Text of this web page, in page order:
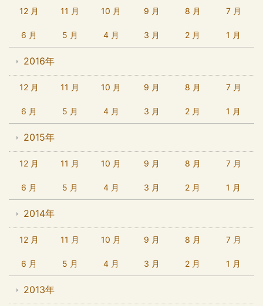
12 月 11 月 10 月 9 月 8 月 7 月
6 月 5 月 4 月 3 月 2 月 1 月
2016年
12 月 11 月 10 月 9 月 8 月 7 月
6 月 5 月 4 月 3 月 2 月 1 月
2015年
12 月 11 月 10 月 9 月 8 月 7 月
6 月 5 月 4 月 3 月 2 月 1 月
2014年
12 月 11 月 10 月 9 月 8 月 7 月
6 月 5 月 4 月 3 月 2 月 1 月
2013年